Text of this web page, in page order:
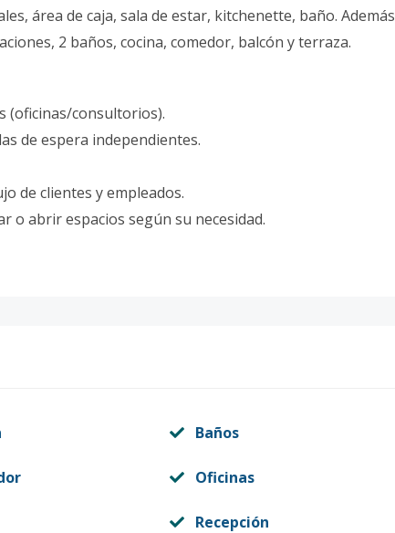
área de caja, sala de estar, kitchenette, baño. Además
2 baños, cocina, comedor, balcón y terraza.
(oficinas/consultorios).
de espera independientes.
de clientes y empleados.
o abrir espacios según su necesidad.
Baños
Oficinas
Recepción